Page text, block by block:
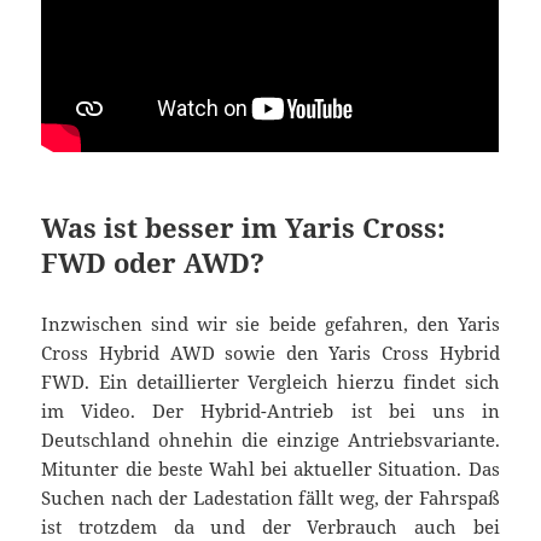
Was ist besser im Yaris Cross:
FWD oder AWD?
Inzwischen sind wir sie beide gefahren, den Yaris
Cross Hybrid AWD sowie den Yaris Cross Hybrid
FWD. Ein detaillierter Vergleich hierzu findet sich
im Video. Der Hybrid-Antrieb ist bei uns in
Deutschland ohnehin die einzige Antriebsvariante.
Mitunter die beste Wahl bei aktueller Situation. Das
Suchen nach der Ladestation fällt weg, der Fahrspaß
ist trotzdem da und der Verbrauch auch bei